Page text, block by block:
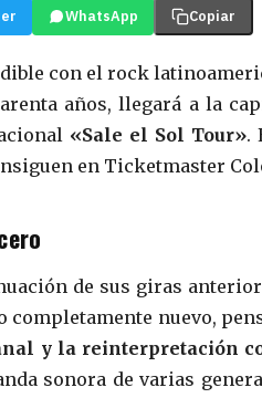
WhatsApp Copiar
con el rock
años, llegará a la
«Sale el Sol Tour».
en Ticketmaster
de sus giras
nuevo,
y la reinterpretación
sonora de varias